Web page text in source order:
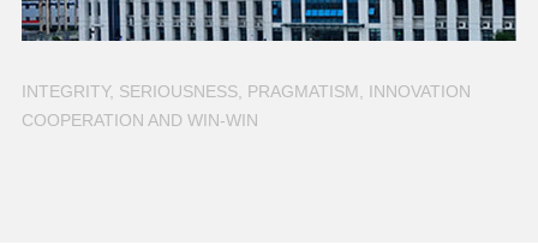
INTEGRITY, SERIOUSNESS, PRAGMATISM, INNOVATION
COOPERATION AND WIN-WIN